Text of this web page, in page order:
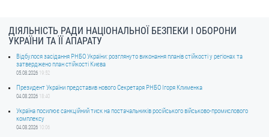
Організація доступу до публічної інформації
Запит на отримання публічної інформації
Облік публічної інформації
Питання запобігання корупції
Публічні закупівлі
Внутрішній аудит
ДІЯЛЬНІСТЬ РАДИ НАЦІОНАЛЬНОЇ БЕЗПЕКИ І ОБОРОНИ
УКРАЇНИ ТА ЇЇ АПАРАТУ
Відбулося засідання РНБО України: розглянуто виконання планів стійкості у регіонах та
затверджено план стійкості Києва
05.08.2026 19:52
Президент України представив нового Секретаря РНБО Ігоря Клименка
04.08.2026 18:40
Україна посилює санкційний тиск на постачальників російського військово-промислового
комплексу
04.08.2026 10:06